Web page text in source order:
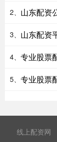
2、 山东配资
3、 山东配资
4、 专业股票
5、 专业股票
线上配资网